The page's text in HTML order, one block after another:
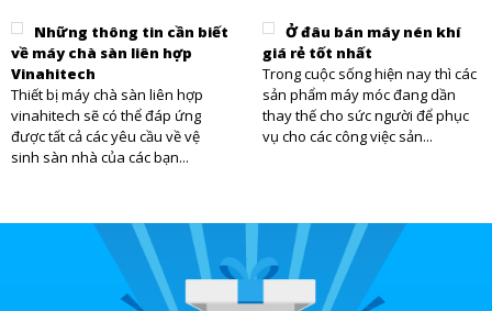
Những thông tin cần biết
về máy chà sàn liên hợp
Vinahitech
Thiết bị máy chà sàn liên hợp
vinahitech sẽ có thể đáp ứng
được tất cả các yêu cầu về vệ
sinh sàn nhà của các bạn...
Ở đâu bán máy nén khí
giá rẻ tốt nhất
Trong cuộc sống hiện nay thì các
sản phẩm máy móc đang dần
thay thế cho sức người để phục
vụ cho các công việc sản...